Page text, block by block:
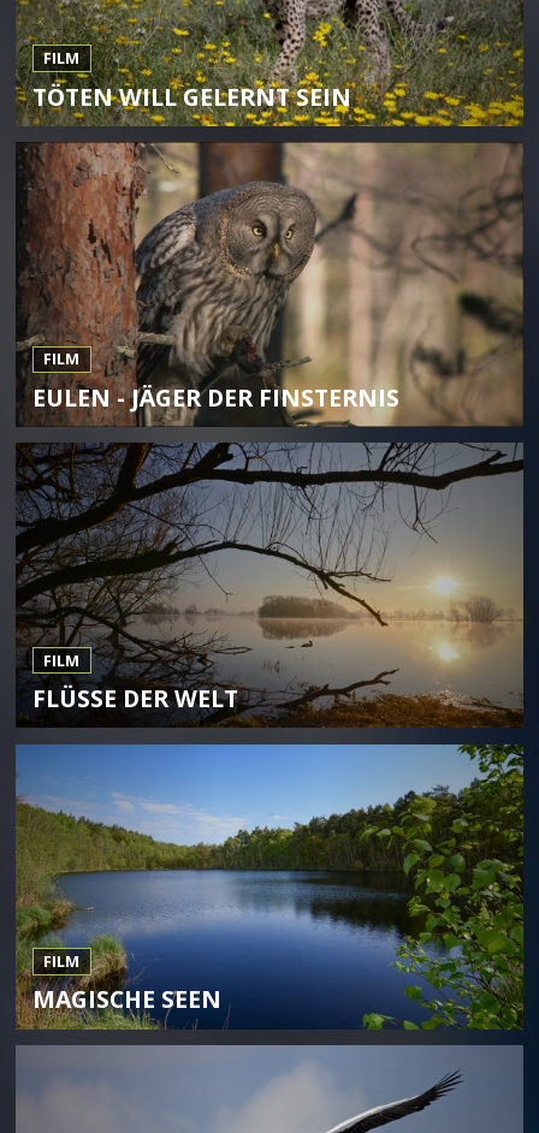
FILM
TÖTEN WILL GELERNT SEIN
FILM
EULEN - JÄGER DER FINSTERNIS
FILM
FLÜSSE DER WELT
FILM
MAGISCHE SEEN